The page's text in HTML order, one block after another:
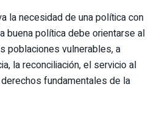
la necesidad de una política con
buena política debe orientarse al
poblaciones vulnerables, a
la reconciliación, el servicio al
fundamentales de la